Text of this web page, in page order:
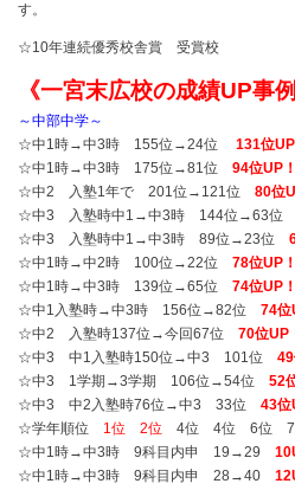
す。
☆10年連続優秀校舎賞 受賞校
《一宮末広校の成績UP事例
～中部中学～
☆中1時→中3時 155位→24位 131位UP
☆中1時→中3時 175位→81位 94位UP！
☆中2 入塾1年で 201位→121位 80位
☆中3 入塾時中1→中3時 144位→63位
☆中3 入塾時中1→中3時 89位→23位
☆中1時→中2時 100位→22位 78位UP！
☆中1時→中3時 139位→65位 74位UP！
☆中1入塾時→中3時 156位→82位 74位
☆中2 入塾時137位→今回67位 70位UP
☆中3 中1入塾時150位→中3 101位 49
☆中3 1学期→3学期 106位→54位 52
☆中3 中2入塾時76位→中3 33位 43位
☆学年順位 1位 2位 4位 4位 6位 7
☆中1時→中3時 9科目内申 19→29
☆中1時→中3時 9科目内申 28→40